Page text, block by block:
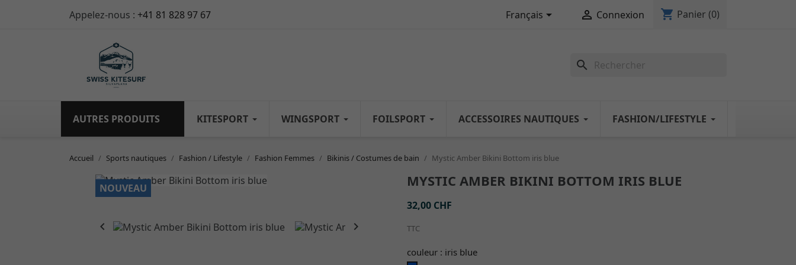
Appelez-nous : +41 81 828 97 67 Français  Connexion shopping_cart Panier (0)
search
AUTRES PRODUITS KITESPORT WINGSPORT FOILSPORT ACCESSOIRES NAUTIQUES FASHION/LIFESTYLE
Accueil Sports nautiques Fashion / Lifestyle Fashion Femmes Bikinis / Costumes de bain Mystic Amber Bikini Bottom iris blue
NOUVEAU
 
MYSTIC AMBER BIKINI BOTTOM IRIS BLUE
32,00 CHF
TTC
couleur : iris blue